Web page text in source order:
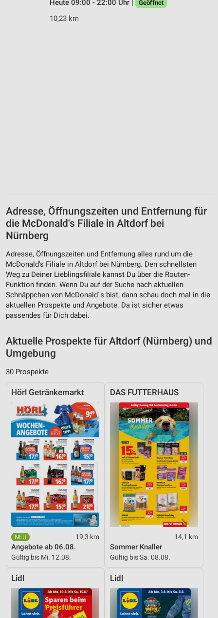
Heute 09:00 - 22:00 Uhr |
Geöffnet
10,23 km
Adresse, Öffnungszeiten und Entfernung für
die McDonald's Filiale in Altdorf bei
Nürnberg
Adresse, Öffnungszeiten und Entfernung alles rund um die
McDonald's Filiale in Altdorf bei Nürnberg. Den schnellsten
Weg zu Deiner Lieblingsfiliale kannst Du über die Routen-
Funktion finden. Wenn Du auf der Suche nach aktuellen
Schnäppchen von McDonald´s bist, dann schau doch mal in die
aktuellen Prospekte und Angebote. Da ist sicher etwas
passendes für Dich dabei.
Aktuelle Prospekte für Altdorf (Nürnberg) und
Umgebung
30 Prospekte
Hörl Getränkemarkt
19,3 km
Angebote ab 06.08.
Gültig bis Mi. 12.08.
DAS FUTTERHAUS
14,1 km
Sommer Knaller
Gültig bis Sa. 08.08.
Lidl Lidl